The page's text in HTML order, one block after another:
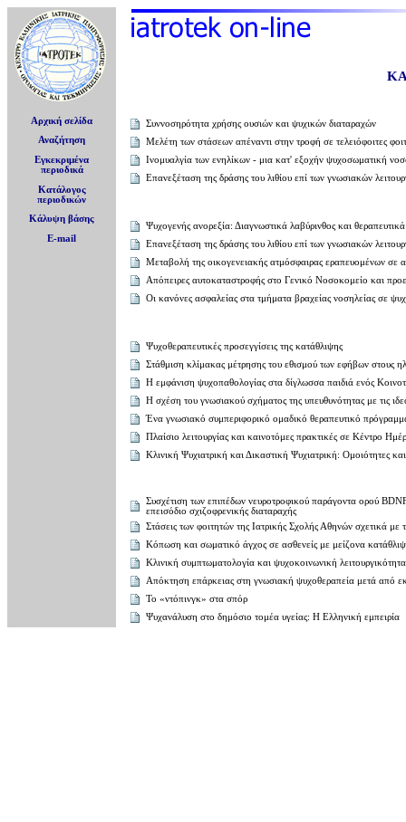
Αρχική σελίδα
Αναζήτηση
Εγκεκριμένα
περιοδικά
Κατάλογος
περιοδικών
Κάλυψη βάσης
E-mail
Συννοσηρότητα χρήσης ουσιών και ψυχικών διαταραχών
Μελέτη των στάσεων απέναντι στην τροφή σε τελειόφοιτες
Ινομυαλγία των ενηλίκων - μια κατ' εξοχήν ψυχοσωματική
Eπανεξέταση της δράσης του λιθίου επί των γνωσιακών
Ψυχογενής ανορεξία: Διαγνωστικά λαβύρινθος και θεραπευτικά
Eπανεξέταση της δράσης του λιθίου επί των γνωσιακών
Μεταβολή της οικογενειακής ατμόσφαιρας εραπευoμένων σε
Απόπειρες αυτοκαταστροφής στο Γενικό Νοσοκομείο και
Οι κανόνες ασφαλείας στα τμήματα βραχείας νοσηλείας σε
Ψυχοθεραπευτικές προσεγγίσεις της κατάθλιψης
Στάθμιση κλίμακας μέτρησης του εθισμού των εφήβων στους
Η εμφάνιση ψυχοπαθολογίας στα δίγλωσσα παιδιά ενός
Η σχέση του γνωσιακού σχήματος της υπευθυνότητας με τις
Ένα γνωσιακό συμπεριφορικό ομαδικό θεραπευτικό
Πλαίσιο λειτουργίας και καινοτόμες πρακτικές σε Κέντρο
Κλινική Ψυχιατρική και Δικαστική Ψυχιατρική: Ομοιότητες
Συσχέτιση των επιπέδων νευροτροφικού παράγοντα ορού
επεισόδιο σχιζοφρενικής διαταραχής
Στάσεις των φοιτητών της Ιατρικής Σχολής Αθηνών σχετικά
Κόπωση και σωματικό άγχος σε ασθενείς με μείζονα
Κλινική συμπτωματολογία και ψυχοκοινωνική
Aπόκτηση επάρκειας στη γνωσιακή ψυχοθεραπεία μετά από
Το «ντόπινγκ» στα σπόρ
Ψυχανάλυση στο δημόσιο τομέα υγείας: Η Ελληνική εμπειρία